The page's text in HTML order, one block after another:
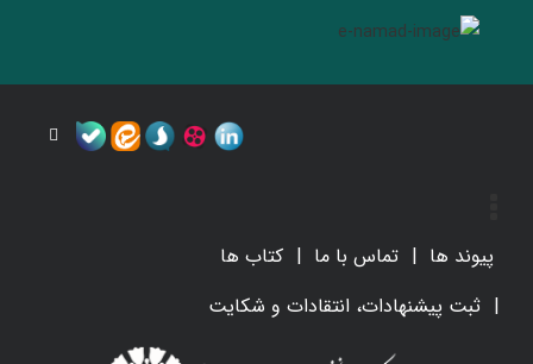
پیوند ها تماس با ما
کتاب ها
ثبت پیشنهادات، انتقادات و شکایت